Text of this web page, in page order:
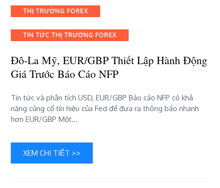
thiết
hành
giá
trước
báo
NFP
THỊ TRƯỜNG FOREX
TIN TỨC THỊ TRƯỜNG FOREX
Đô-La Mỹ, EUR/GBP Thiết Lập Hành Động
Giá Trước Báo Cáo NFP
Tin tức và phân tích USD, EUR/GBP Báo cáo NFP có khả
năng củng cố tín hiệu của Fed để đưa ra thông báo nhanh
hơn EUR/GBP Một…
XEM CHI TIẾT >>